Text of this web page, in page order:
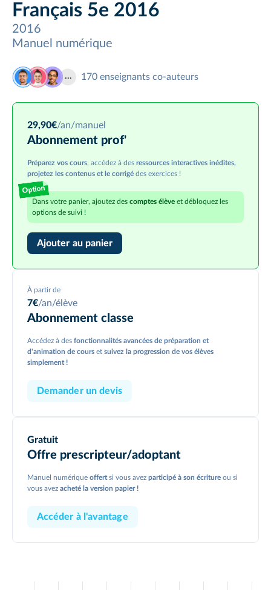
Français 5e 2016
2016
Manuel numérique
170 enseignants co-auteurs
29,90€/an/manuel
Abonnement prof'
Préparez vos cours, accédez à des ressources interactives inédites,
projetez les contenus et le corrigé des exercices !
Option
Dans votre panier, ajoutez des comptes élève et débloquez les
options de suivi !
Ajouter au panier
À partir de
7€/an/élève
Abonnement classe
Accédez à des fonctionnalités avancées de préparation et
d'animation de cours et suivez la progression de vos élèves
simplement !
Demander un devis
Gratuit
Offre prescripteur/adoptant
Manuel numérique offertsi vous avez participé à son écriture ou si
vous avez acheté la version papier !
Accéder à l'avantage